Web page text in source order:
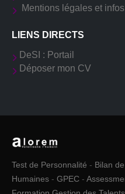
Mentions légales et
LIENS DIRECTS
DeSI : Portail
Déposer mon CV
Test de Personnalité - Bilan
Humaines - GPEC -